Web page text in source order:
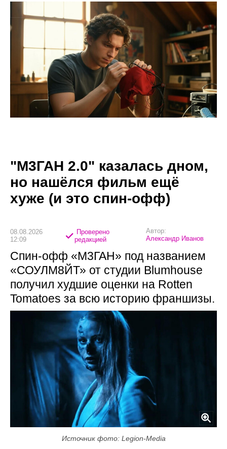
"М3ГАН 2.0" казалась дном,
но нашёлся фильм ещё
хуже (и это спин-офф)
08.08.2026
12:09
Проверено
редакцией
Автор:
Александр Иванов
Спин-офф «М3ГАН» под названием
«СОУЛМ8ЙТ» от студии Blumhouse
получил худшие оценки на Rotten
Tomatoes за всю историю франшизы.
Источник фото: Legion-Media